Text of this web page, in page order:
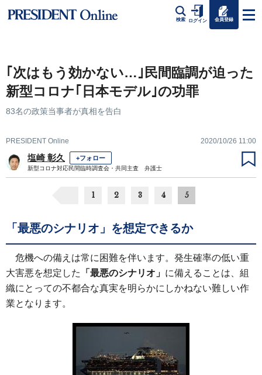
検索 ログイン 会員登録
｢次はもう効かない…｣民間臨調が迫った
新型コロナ｢日本モデル｣の功罪
83名の政策当事者が真相を告白
PRESIDENT Online 2020/10/26 11:00
塩崎 彰久 +フォロー
新型コロナ対応民間臨時調査会・共同主査 弁護士
1 2 3 4 5
「最悪のシナリオ」を想定できるか
危機への備えは常に困難を伴います。発生確率の低い重
大害悪を想定した
「最悪のシナリオ」 に備えることは、組
織にとっての不都合な真実を明らかにしかねない難しい作
業となります。